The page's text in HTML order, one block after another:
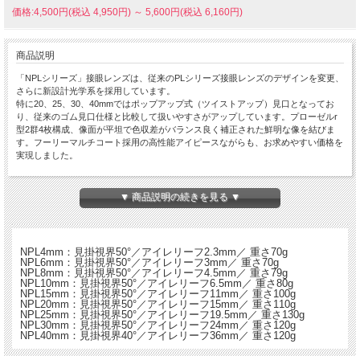
価格:4,500円(税込 4,950円) ～ 5,600円(税込 6,160円)
商品説明
「NPLシリーズ」接眼レンズは、従来のPLシリーズ接眼レンズのデザインを変更、
さらに新設計光学系を採用しています。
特に20、25、30、40mmではポップアップ式（ツイストアップ）見口となってお
り、従来のゴム見口仕様と比較して扱いやすさがアップしています。プローゼルr
型2群4枚構成、像面が平坦で色収差がバランス良く補正された鮮明な像を結びま
す。フーリーマルチコート採用の高性能アイピースながらも、お求めやすい価格を
実現しました。
※この品物はお取り寄せ品です。ご注文後納期のご連絡をいたします。
▼ 商品説明の続きを見る ▼
NPL4mm：見掛視界50°／アイレリーフ2.3mm／ 重さ70g
NPL6mm：見掛視界50°／アイレリーフ3mm／ 重さ70g
NPL8mm：見掛視界50°／アイレリーフ4.5mm／ 重さ79g
NPL10mm：見掛視界50°／アイレリーフ6.5mm／ 重さ80g
NPL15mm：見掛視界50°／アイレリーフ11mm／ 重さ100g
NPL20mm：見掛視界50°／アイレリーフ15mm／ 重さ110g
NPL25mm：見掛視界50°／アイレリーフ19.5mm／ 重さ130g
NPL30mm：見掛視界50°／アイレリーフ24mm／ 重さ120g
NPL40mm：見掛視界40°／アイレリーフ36mm／ 重さ120g